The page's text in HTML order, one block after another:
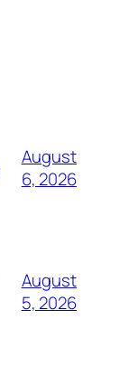
August
6, 2026
August
5, 2026